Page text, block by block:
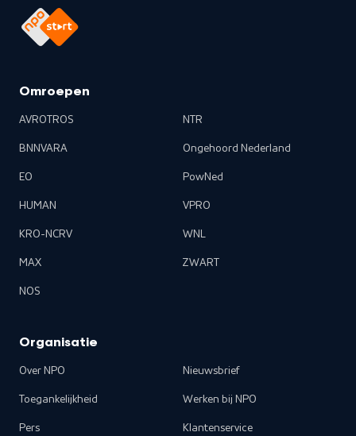
Omroepen
AVROTROS
BNNVARA
EO
HUMAN
KRO-NCRV
MAX
NOS
NTR
Ongehoord Nederland
PowNed
VPRO
WNL
ZWART
Organisatie
Over NPO
Toegankelijkheid
Pers
Nieuwsbrief
Werken bij NPO
Klantenservice